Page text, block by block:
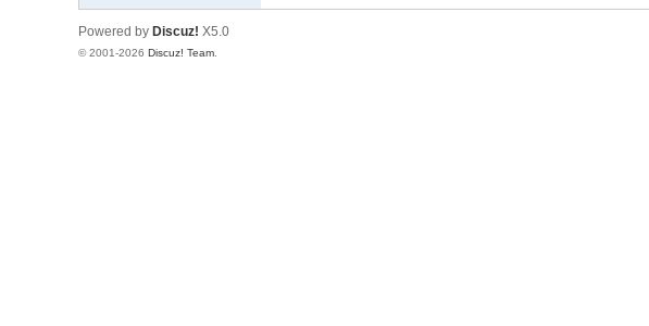
Powered by Discuz! X5.0
© 2001-2026 Discuz! Team